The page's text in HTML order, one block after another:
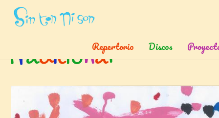
Repertorio Discos
Inicio » Etiquetas » Tradicional
tradicional